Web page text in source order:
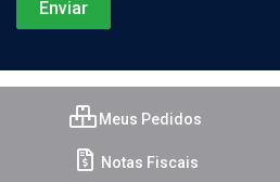
Meus Pedidos
Notas Fiscais